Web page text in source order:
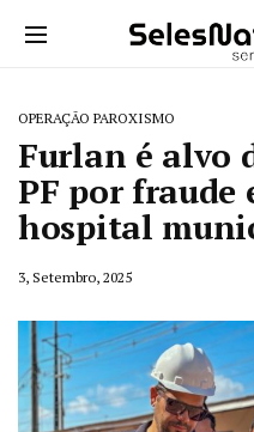
OPERAÇÃO PAROXISMO
Furlan é alvo
PF por fraude
hospital
3, Setembro, 2025